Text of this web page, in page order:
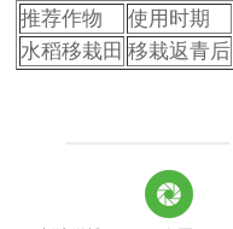
推荐作物
使用时期
水稻移栽田 移栽返青后